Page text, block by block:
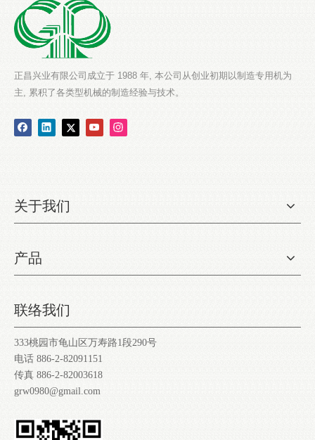
正昌兴业有限公司成立于 1988 年, 本公司从创业初期以制造专用机为
主, 累积了各类型机械的制造经验与技术。
关于我们
产品
联络我们
333桃园市龟山区万寿路1段290号
电话 886-2-82091151
传真 886-2-82003618
grw0980@gmail.com